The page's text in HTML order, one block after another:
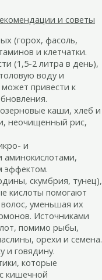
и советы
(горох, фасоль,
и клетчатки.
(1,5-2 литра в день),
воду и
привести к
каши, хлеб и
неочищенный рис,
и
аминокислотами,
эффектом.
скумбрия, тунец),
кислоты помогают
уменьшая их
Источниками
помимо рыбы,
орехи и семена.
и говядину.
которые
кишечной